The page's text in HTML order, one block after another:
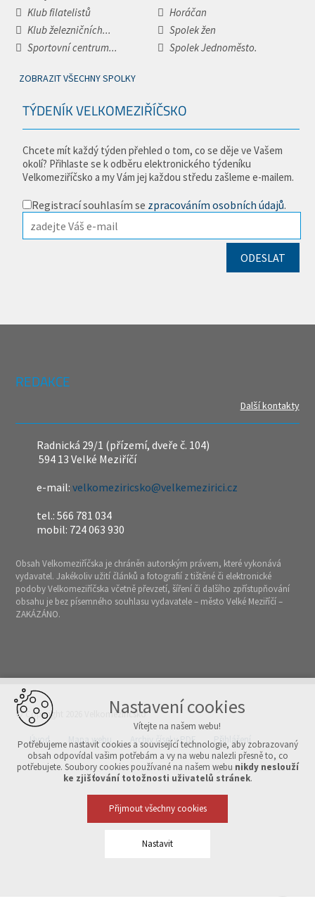
Klub filatelistů
Horáčan
Klub železničních...
Spolek žen
Sportovní centrum...
Spolek Jednoměsto.
ZOBRAZIT VŠECHNY SPOLKY
TÝDENÍK VELKOMEZIŘÍČSKO
Chcete mít každý týden přehled o tom, co se děje ve Vašem
okolí? Přihlaste se k odběru elektronického týdeníku
Velkomeziříčsko a my Vám jej každou středu zašleme e-mailem.
Registrací souhlasím se zpracováním osobních údajů.
REDAKCE
Další kontakty
Radnická 29/1 (přízemí, dveře č. 104)
594 13 Velké Meziříčí
e-mail:velkomeziricsko@velkemezirici.cz
tel.: 566 781 034
mobil: 724 063 930
Obsah Velkomeziříčska je chráněn autorským právem, které vykonává
vydavatel. Jakékoliv užití článků a fotografií z tištěné či elektronické
podoby Velkomeziříčska včetně převzetí, šíření či dalšího zpřístupňování
obsahu je bez písemného souhlasu vydavatele – město Velké Meziříčí –
ZAKÁZÁNO.
© Copyright 2026 Velkomeziříčsko
Úvod Mapa webu Archiv čísel v PDF Přihlášení
Vytvořeno v xart.cz
Nastavení cookies
Vítejte na našem webu!
Potřebujeme nastavit cookies a související technologie, aby zobrazovaný
obsah odpovídal vašim potřebám a vy na webu nalezli přesně to, co
potřebujete. Soubory cookies používané na našem webu nikdy neslouží
ke zjišťování totožnosti uživatelů stránek.
Přijmout všechny cookies
Nastavit